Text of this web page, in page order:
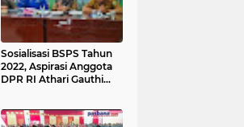
Sosialisasi BSPS Tahun
2022, Aspirasi Anggota
DPR RI Athari Gauthi